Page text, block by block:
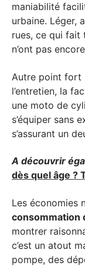
maniabilité
urbaine. Léger,
rues, ce qui fait
n’ont pas
Autre point fort
l’entretien, la
une moto de
s’équiper sans
s’assurant un
A découvrir
dès quel âge ?
Les économies
consommation
montrer
c’est un atout
pompe, des